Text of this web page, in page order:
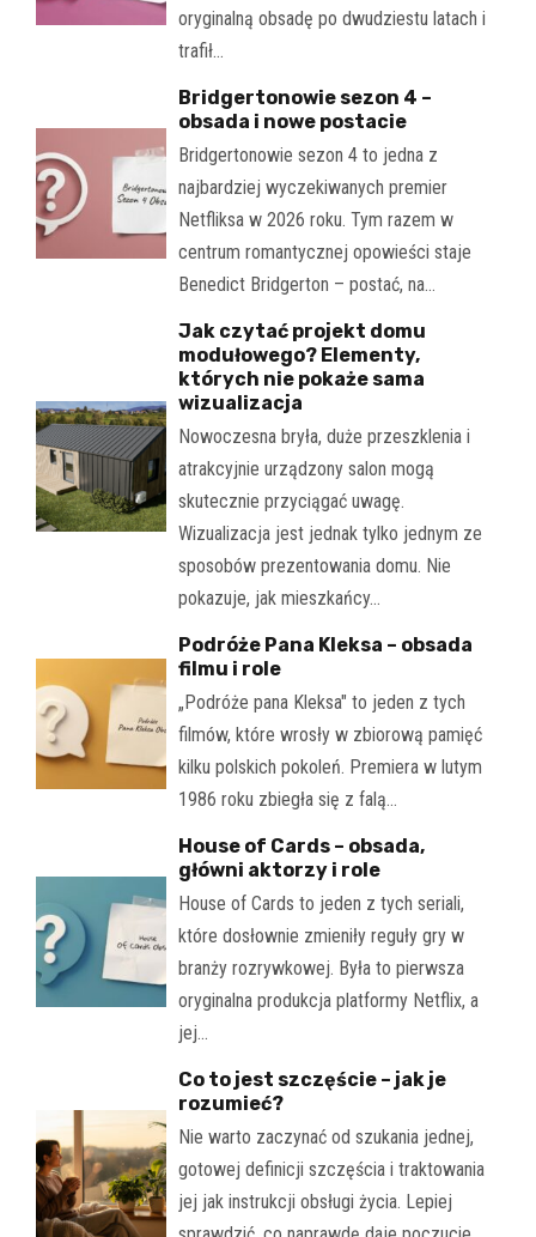
oryginalną obsadę po dwudziestu latach i
trafił…
Bridgertonowie sezon 4 –
obsada i nowe postacie
Bridgertonowie sezon 4 to jedna z
najbardziej wyczekiwanych premier
Netfliksa w 2026 roku. Tym razem w
centrum romantycznej opowieści staje
Benedict Bridgerton – postać, na…
Jak czytać projekt domu
modułowego? Elementy,
których nie pokaże sama
wizualizacja
Nowoczesna bryła, duże przeszklenia i
atrakcyjnie urządzony salon mogą
skutecznie przyciągać uwagę.
Wizualizacja jest jednak tylko jednym ze
sposobów prezentowania domu. Nie
pokazuje, jak mieszkańcy…
Podróże Pana Kleksa – obsada
filmu i role
„Podróże pana Kleksa" to jeden z tych
filmów, które wrosły w zbiorową pamięć
kilku polskich pokoleń. Premiera w lutym
1986 roku zbiegła się z falą…
House of Cards – obsada,
główni aktorzy i role
House of Cards to jeden z tych seriali,
które dosłownie zmieniły reguły gry w
branży rozrywkowej. Była to pierwsza
oryginalna produkcja platformy Netflix, a
jej…
Co to jest szczęście – jak je
rozumieć?
Nie warto zaczynać od szukania jednej,
gotowej definicji szczęścia i traktowania
jej jak instrukcji obsługi życia. Lepiej